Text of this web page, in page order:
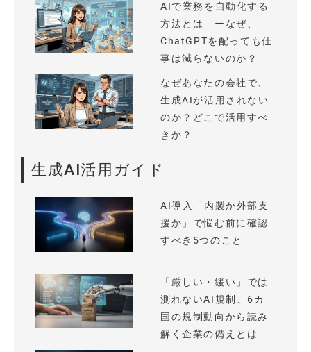
AIで業務を自動化する
方法とは ーなぜ、
ChatGPTを配っても仕
事は減らないのか？
なぜあなたの会社で、
生成AIが活用されない
のか？どこで活用すべ
きか？
生成AI活用ガイド
AI導入「内製か外部支
援か」で悩む前に確認
すべき5つのこと
「厳しい・緩い」では
測れないAI規制、6カ
国の規制動向から読み
解く企業の備えとは